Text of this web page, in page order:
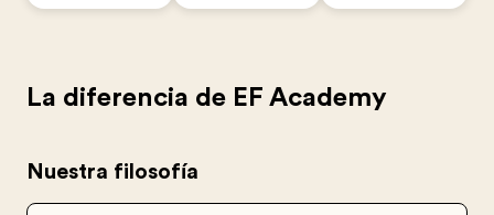
La diferencia de EF Academy
Nuestra filosofía